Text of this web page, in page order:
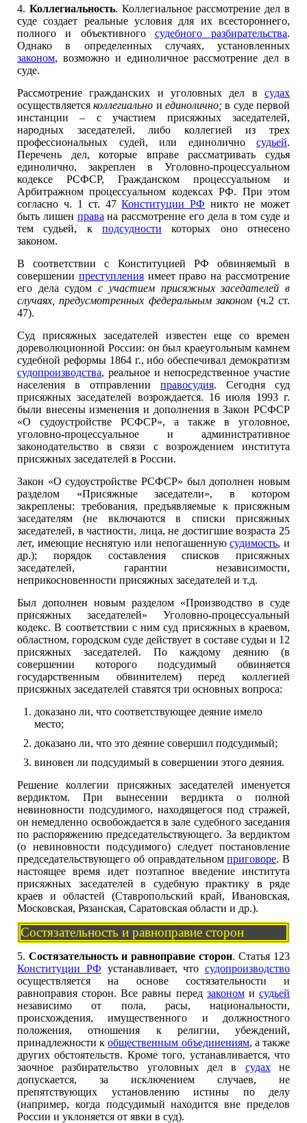
4. Коллегиальность. Коллегиальное рассмотрение дел в
суде создает реальные условия для их всестороннего,
полного и объективного судебного разбирательства.
Однако в определенных случаях, установленных
законом, возможно и единоличное рассмотрение дел в
суде.
Рассмотрение гражданских и уголовных дел в судах
осуществляетсяколлегиально иединолично; в суде первой
инстанции – с участием присяжных заседателей,
народных заседателей, либо коллегией из трех
профессиональных судей, или единолично судьей.
Перечень дел, которые вправе рассматривать судья
единолично, закреплен в Уголовно-процессуальном
кодексе РСФСР, Гражданском процессуальном и
Арбитражном процессуальном кодексах РФ. При этом
согласно ч. 1 ст. 47Конституции РФ никто не может
быть лишен права на рассмотрение его дела в том суде и
тем судьей, к подсудности которых оно отнесено
законом.
В соответствии с Конституцией РФ обвиняемый в
совершении преступленияимеет право на рассмотрение
его дела судомс участием присяжных заседателей в
случаях, предусмотренных федеральным законом (ч.2 ст.
47).
Суд присяжных заседателей известен еще со времен
дореволюционной России: он был краеугольным камнем
судебной реформы 1864 г., ибо обеспечивал демократизм
судопроизводства, реальное и непосредственное участие
населения в отправлении правосудия. Сегодня суд
присяжных заседателей возрождается. 16 июля 1993 г.
были внесены изменения и дополнения в Закон РСФСР
«О судоустройстве РСФСР», а также в уголовное,
уголовно-процессуальное и административное
законодательство в связи с возрождением института
присяжных заседателей в России.
Закон «О судоустройстве РСФСР» был дополнен новым
разделом «Присяжные заседатели», в котором
закреплены: требования, предъявляемые к присяжным
заседателям (не включаются в списки присяжных
заседателей, в частности, лица, не достигшие возраста 25
лет, имеющие неснятую или непогашеннуюсудимость, и
др.); порядок составления списков присяжных
заседателей, гарантии независимости,
неприкосновенности присяжных заседателей и т.д.
Был дополнен новым разделом «Производство в суде
присяжных заседателей» Уголовно-процессуальный
кодекс. В соответствии с ним суд присяжных в краевом,
областном, городском суде действует в составе судьи и 12
присяжных заседателей. По каждому деянию (в
совершении которого подсудимый обвиняется
государственным обвинителем) перед коллегией
присяжных заседателей ставятся три основных вопроса:
доказано ли, что соответствующее деяние имело
место;
доказано ли, что это деяние совершил подсудимый;
виновен ли подсудимый в совершении этого деяния.
Решение коллегии присяжных заседателей именуется
вердиктом. При вынесении вердикта о полной
невиновности подсудимого, находящегося под стражей,
он немедленно освобождается в зале судебного заседания
по распоряжению председательствующего. За вердиктом
(о невиновности подсудимого) следует постановление
председательствующего об оправдательномприговоре. В
настоящее время идет поэтапное введение института
присяжных заседателей в судебную практику в ряде
краев и областей (Ставропольский край, Ивановская,
Московская, Рязанская, Саратовская области и др.).
Состязательность и равноправие сторон
5. Состязательность и равноправие сторон. Статья 123
Конституции РФ устанавливает, что судопроизводство
осуществляется на основе состязательности и
равноправия сторон. Все равны перед закономисудьей
независимо от пола, расы, национальности,
происхождения, имущественного и должностного
положения, отношения к религии, убеждений,
принадлежности кобщественным объединениям, а также
других обстоятельств. Кроме того, устанавливается, что
заочное разбирательство уголовных дел в судахне
допускается, за исключением случаев, не
препятствующих установлению истины по делу
(например, когда подсудимый находится вне пределов
России и уклоняется от явки в суд).